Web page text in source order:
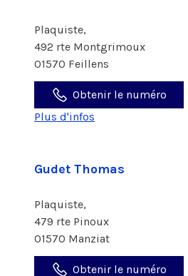
Plaquiste,
492 rte Montgrimoux
01570 Feillens
Obtenir le numéro
Plus d'infos
Gudet Thomas
Plaquiste,
479 rte Pinoux
01570 Manziat
Obtenir le numéro